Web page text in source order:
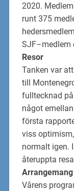
2020.
runt 375
SJF–medlem
Resor
Tanken var
till
fulltecknad
något
första
viss
normalt igen.
återuppta
Arrangemang
Vårens